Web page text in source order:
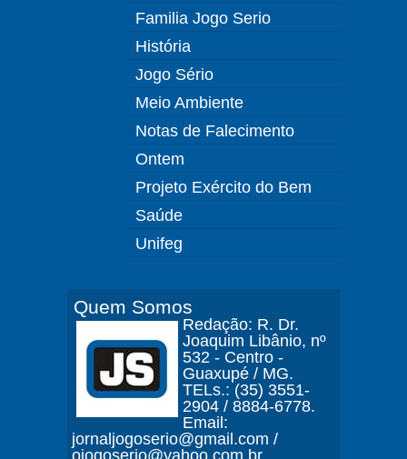
Familia Jogo Serio
História
Jogo Sério
Meio Ambiente
Notas de Falecimento
Ontem
Projeto Exército do Bem
Saúde
Unifeg
Quem Somos
Redação: R. Dr.
Joaquim Libânio, nº
532 - Centro -
Guaxupé / MG.
TELs.: (35) 3551-
2904 / 8884-6778.
Email:
jornaljogoserio@gmail.com /
ojogoserio@yahoo.com.br.